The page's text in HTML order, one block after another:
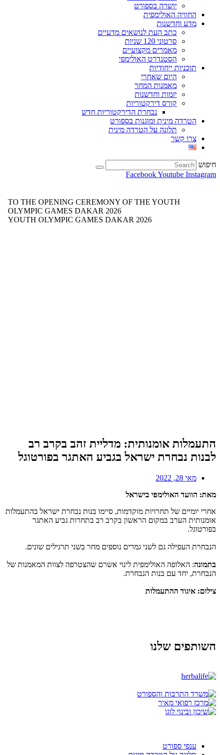
יושרה בספורט
החוויה האולימפית
מדע וחדשנות
כתב העת לנושאים מדעיים
סרטוני 120 שניות
מאמרים מקצועיים
הסטנדרט האולימפי
תוכניות ייחודיות
היום שאחרי
מאמנות המחר
יזמות וחדשנות
קורס דירקטוריות
נבחרת הדירקטוריות חדש
הטרדה מינית ומוגנות בספורט
תלונה על הטרדה מינית
צרו קשר
חיפוש
FacebookYoutube Instagram
התעמלות אומנותית: מדליית זהב בקרב רב
לבנות נבחרת ישראל בגביע האתגר בפורטוגל
מאי 28, 2022
מאת: הוועד האולימפי בישראל
אחרי יומיים של תחרויות מוקדמות, סיימו בנות נבחרת ישראל בהתעמלות
אומנותית הערב במקום הראשון בקרב רב בתחרות גביע האתגר
בפורטוגל.
הנבחרת העפילה גם לשני גמרים נוספים מחר בשני תרגילים שונים.
בתמונה: האלופה האולימפית לינוי אשרם שהצטרפה לצוות המאמנות של
הנבחרת, יחד עם בנות הנבחרת.
צילום: איגוד ההתעמלות
השותפים שלנו
ענפי ספורט